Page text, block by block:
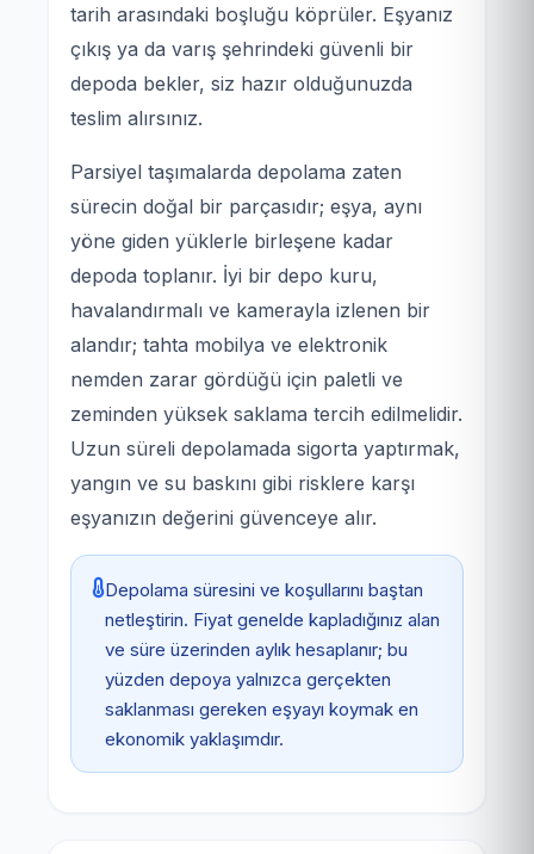
tarih arasındaki boşluğu köprüler. Eşyanız
çıkış ya da varış şehrindeki güvenli bir
depoda bekler, siz hazır olduğunuzda
teslim alırsınız.
Parsiyel taşımalarda depolama zaten
sürecin doğal bir parçasıdır; eşya, aynı
yöne giden yüklerle birleşene kadar
depoda toplanır. İyi bir depo kuru,
havalandırmalı ve kamerayla izlenen bir
alandır; tahta mobilya ve elektronik
nemden zarar gördüğü için paletli ve
zeminden yüksek saklama tercih edilmelidir.
Uzun süreli depolamada sigorta yaptırmak,
yangın ve su baskını gibi risklere karşı
eşyanızın değerini güvenceye alır.
Depolama süresini ve koşullarını baştan
netleştirin. Fiyat genelde kapladığınız alan
ve süre üzerinden aylık hesaplanır; bu
yüzden depoya yalnızca gerçekten
saklanması gereken eşyayı koymak en
ekonomik yaklaşımdır.